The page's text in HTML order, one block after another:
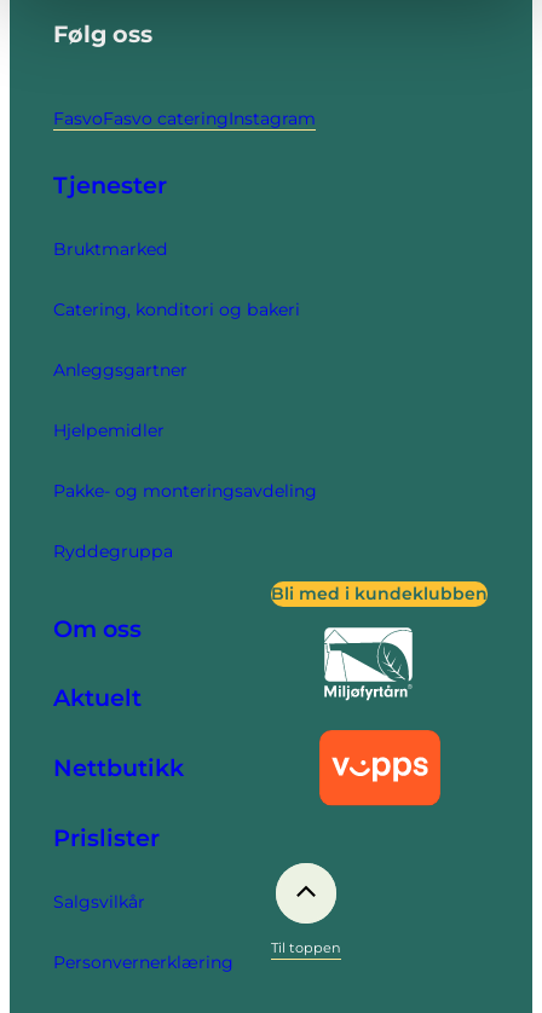
Følg oss
FasvoFasvo cateringInstagram
Tjenester
Bruktmarked
Catering, konditori og bakeri
Anleggsgartner
Hjelpemidler
Pakke- og monteringsavdeling
Ryddegruppa
Om oss
Aktuelt
Nettbutikk
Prislister
Salgsvilkår
Personvernerklæring
Bli med i kundeklubben
Til toppen